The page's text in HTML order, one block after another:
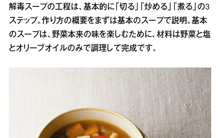
解毒スープの工程は、基本的に「切る」「炒める」「煮る」の3
ステップ。作り方の概要をまずは基本のスープで説明。基本
のスープは、野菜本来の味を楽しむために、材料は野菜と塩
とオリーブオイルのみで調理して完成です。